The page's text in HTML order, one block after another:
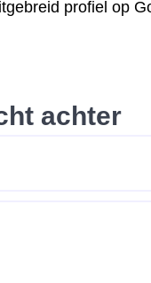
profiel op
achter